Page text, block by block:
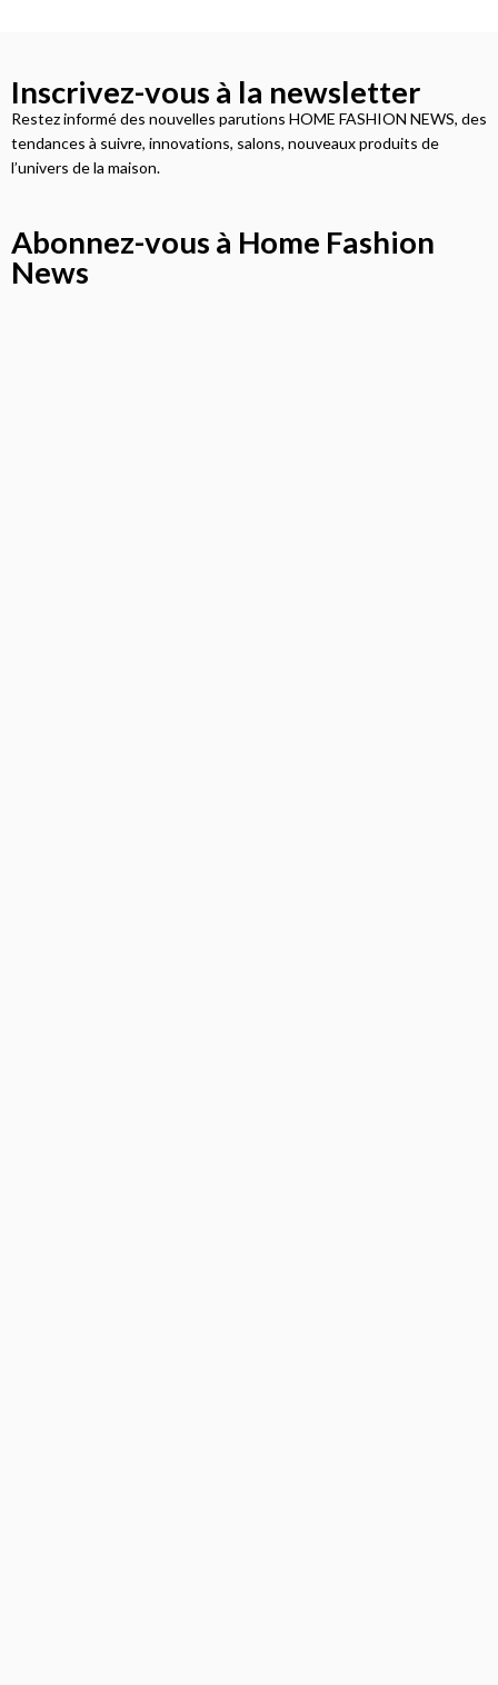
Inscrivez-vous à la newsletter
Restez informé des nouvelles parutions HOME FASHION NEWS, des
tendances à suivre, innovations, salons, nouveaux produits de
l’univers de la maison.
Abonnez-vous à Home Fashion
News